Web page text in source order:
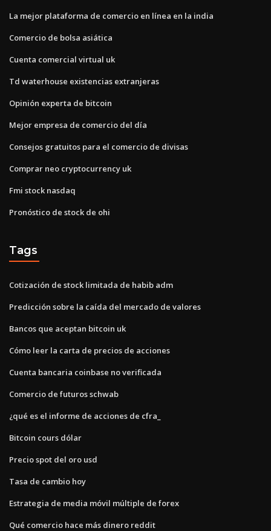
La mejor plataforma de comercio en línea en la india
Comercio de bolsa asiática
Cuenta comercial virtual uk
Td waterhouse existencias extranjeras
Opinión experta de bitcoin
Mejor empresa de comercio del día
Consejos gratuitos para el comercio de divisas
Comprar neo cryptocurrency uk
Fmi stock nasdaq
Pronóstico de stock de ohi
Tags
Cotización de stock limitada de habib adm
Predicción sobre la caída del mercado de valores
Bancos que aceptan bitcoin uk
Cómo leer la carta de precios de acciones
Cuenta bancaria coinbase no verificada
Comercio de futuros schwab
¿qué es el informe de acciones de cfra_
Bitcoin cours dólar
Precio spot del oro usd
Tasa de cambio hoy
Estrategia de media móvil múltiple de forex
Qué comercio hace más dinero reddit